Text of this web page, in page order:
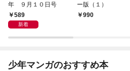
年 ９月１０日号
589
新着
ー版（１）
990
少年マンガのおすすめ本